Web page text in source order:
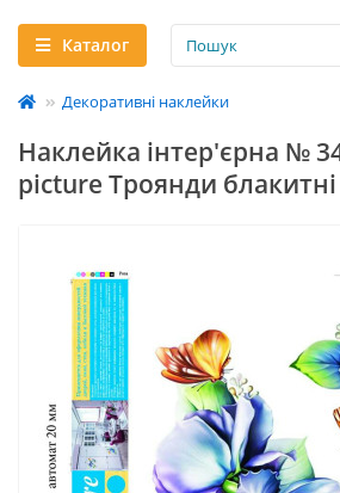
Каталог
Декоративні наклейки
Наклейка інтер'єрна №
picture Троянди блакитні